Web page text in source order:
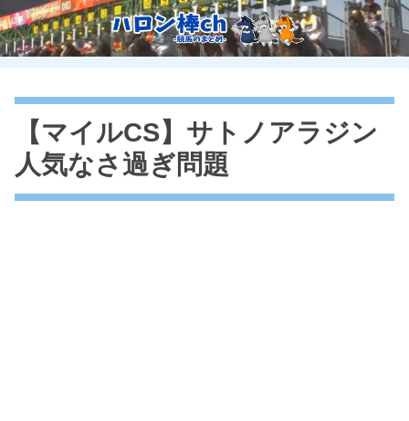
【マイルCS】サトノアラジン
人気なさ過ぎ問題